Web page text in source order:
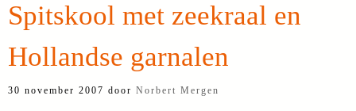
Spitskool met zeekraal en
Hollandse garnalen
30 november 2007 door Norbert Mergen